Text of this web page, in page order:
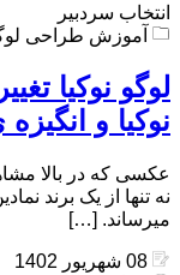
انتخاب سردبیر
آموزش طراحی
لوگو نوکیا
نوکیا و انگیزه
عکسی که در بالا
نه تنها از یک برند
میرساند. […]